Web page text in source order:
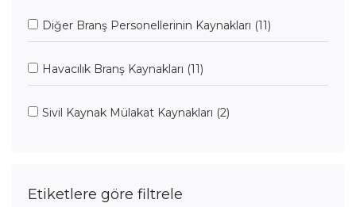
Diğer Branş Personellerinin Kaynakları (11)
Havacılık Branş Kaynakları (11)
Sivil Kaynak Mülakat Kaynakları (2)
Etiketlere göre filtrele